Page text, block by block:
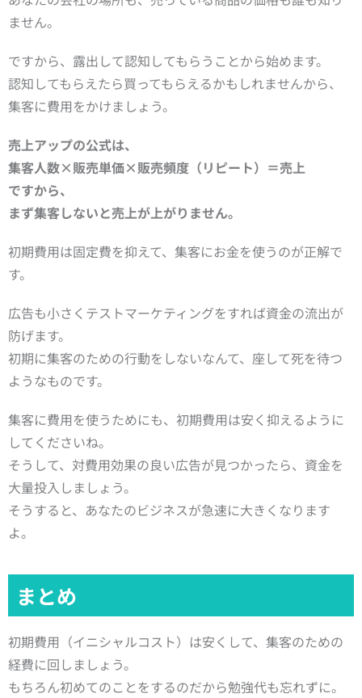
ません。
ですから、露出して認知してもらうことから始めます。
認知してもらえたら買ってもらえるかもしれませんから、
集客に費用をかけましょう。
売上アップの公式は、
集客人数×販売単価×販売頻度（リピート）＝売上
ですから、
まず集客しないと売上が上がりません。
初期費用は固定費を抑えて、集客にお金を使うのが正解で
す。
広告も小さくテストマーケティングをすれば資金の流出が
防げます。
初期に集客のための行動をしないなんて、座して死を待つ
ようなものです。
集客に費用を使うためにも、初期費用は安く抑えるように
してくださいね。
そうして、対費用効果の良い広告が見つかったら、資金を
大量投入しましょう。
そうすると、あなたのビジネスが急速に大きくなります
よ。
まとめ
初期費用（イニシャルコスト）は安くして、集客のための
経費に回しましょう。
もちろん初めてのことをするのだから勉強代も忘れずに。